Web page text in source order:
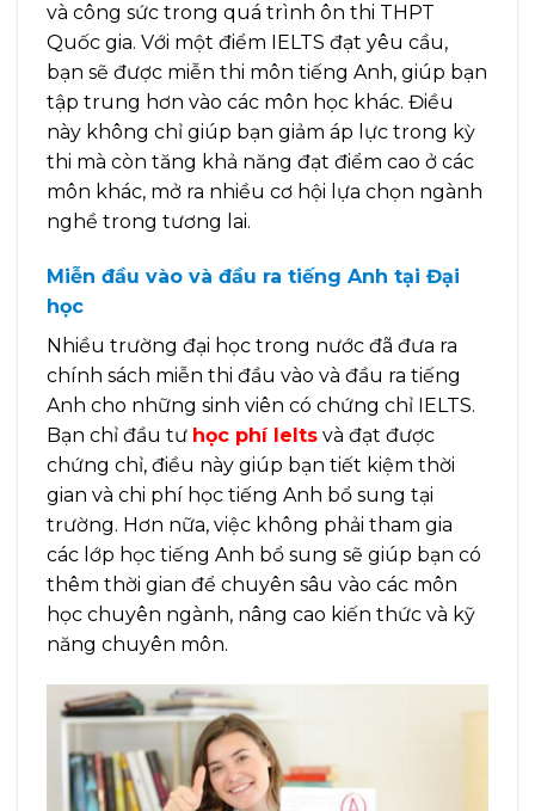
và công sức trong quá trình ôn thi THPT
Quốc gia. Với một điểm IELTS đạt yêu cầu,
bạn sẽ được miễn thi môn tiếng Anh, giúp bạn
tập trung hơn vào các môn học khác. Điều
này không chỉ giúp bạn giảm áp lực trong kỳ
thi mà còn tăng khả năng đạt điểm cao ở các
môn khác, mở ra nhiều cơ hội lựa chọn ngành
nghề trong tương lai.
Miễn đầu vào và đầu ra tiếng Anh tại Đại
học
Nhiều trường đại học trong nước đã đưa ra
chính sách miễn thi đầu vào và đầu ra tiếng
Anh cho những sinh viên có chứng chỉ IELTS.
Bạn chỉ đầu tư học phí Ielts và đạt được
chứng chỉ, điều này giúp bạn tiết kiệm thời
gian và chi phí học tiếng Anh bổ sung tại
trường. Hơn nữa, việc không phải tham gia
các lớp học tiếng Anh bổ sung sẽ giúp bạn có
thêm thời gian để chuyên sâu vào các môn
học chuyên ngành, nâng cao kiến thức và kỹ
năng chuyên môn.